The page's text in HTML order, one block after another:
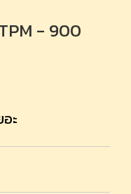
- 900
ะ